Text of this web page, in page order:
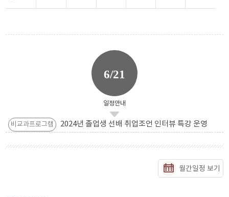
6/21
일정안내
비교과프로그램 2024년 졸업생 선배 취업조언 인터뷰 특강 운영
월간일정 보기